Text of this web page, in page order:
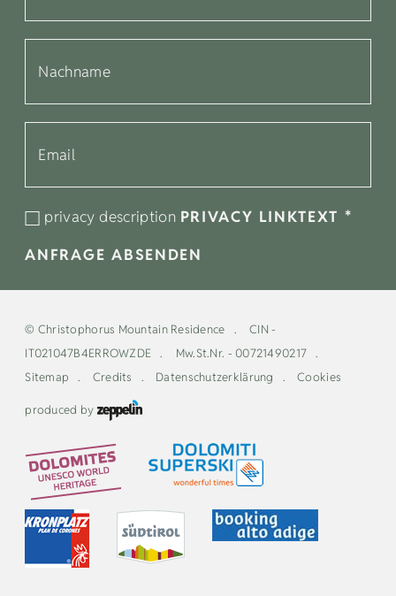
privacy description PRIVACY LINKTEXT *
ANFRAGE ABSENDEN
© Christophorus Mountain Residence
CIN -
IT021047B4ERROWZDE
Mw.St.Nr. - 00721490217
Sitemap
Credits Datenschutzerklärung Cookies
produced by